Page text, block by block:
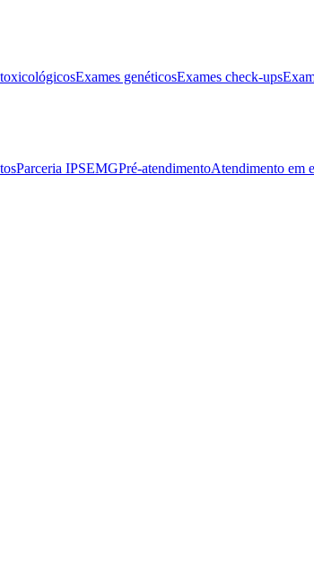
Exames genéticosExames check-ups
Parceria IPSEMGPré-atendimentoAtendimento em